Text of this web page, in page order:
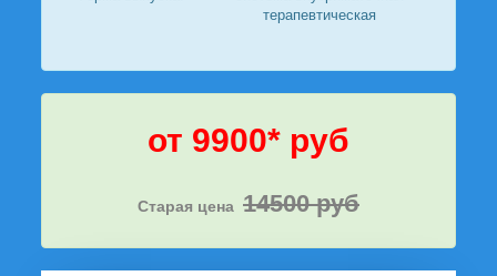
терапевтическая
от 9900* руб
Старая цена 14500 руб